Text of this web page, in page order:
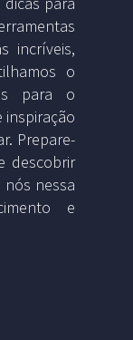
incríveis,
o
para o
Prepare-
descobrir
nessa
e